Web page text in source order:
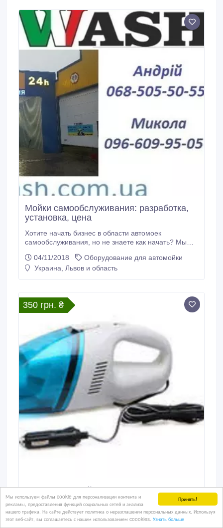
Принять!
Мы используем файлы cookie для персонализации контента и
рекламы, предоставления функций социальных сетей и анализа
нашего трафика. На сайте действует политика о неразглашении персональных данных. Используя
этот веб-сайт, вы соглашаетесь с нашим использованием coookies. Узнать больше
Мойки самообслуживания: разработка,
установка, цена
Хотите начать бизнес в области автомоек
самообслуживания, но не знаете как начать? Мы
установкой автомоек и поставками всего спектра
необходимого оборудования и материалов. Мы -
04/11/2018
Оборудование для автомойки
Украина, Львов и область
350 грн. ₴
Автомобильный пылесос Vacuum
Cleaner
Многие автомобилисты предпочитают убирать